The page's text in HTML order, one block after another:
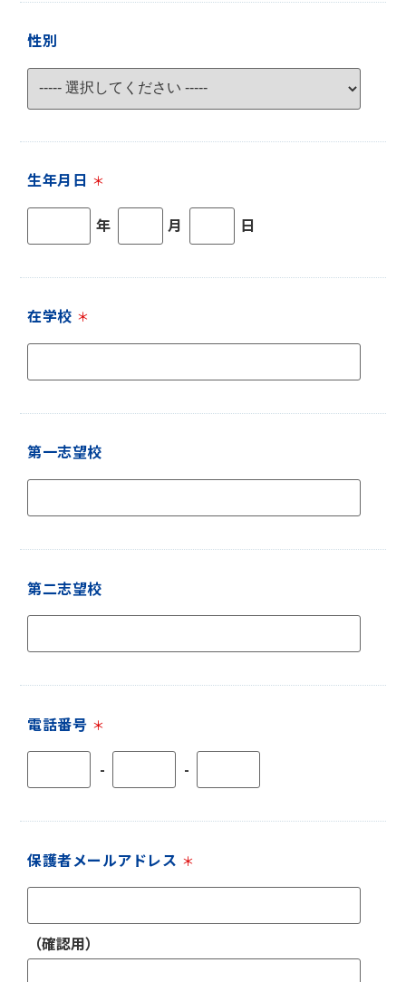
性別
生年月日 ＊
年 月 日
在学校 ＊
第一志望校
第二志望校
電話番号 ＊
- -
保護者メールアドレス ＊
（確認用）